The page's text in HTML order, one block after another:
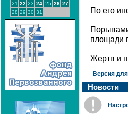
21 22 23 24 25 26 27
28 29 30 31 По его
площади
Жертв и
Версия
Новости